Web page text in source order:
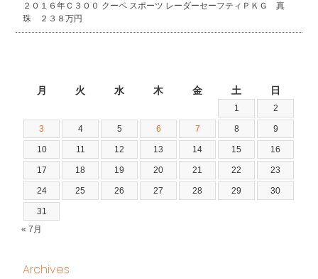
２０１６年Ｃ３００ クーペ スポーツ レーダーセーフティＰＫＧ 真
珠 ２３８万円
月 火 水 木 金 土 日
1 2
3 4 5 6 7 8 9
10 11 12 13 14 15 16
17 18 19 20 21 22 23
24 25 26 27 28 29 30
31
« 7月
Archives